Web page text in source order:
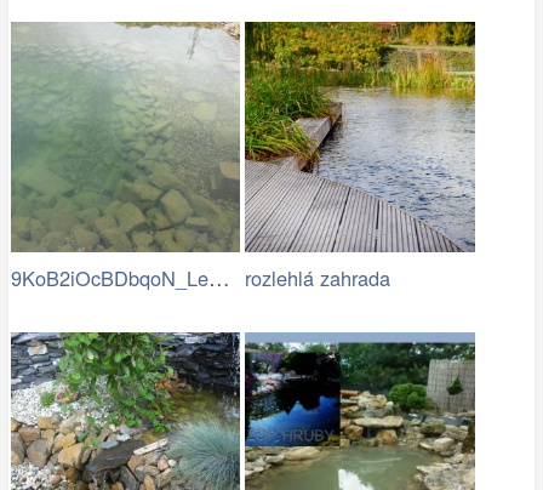
9KoB2iOcBDbqoN_LeD-v_BVRKRg-eH7a8vjtUp9… rozlehlá zahrada